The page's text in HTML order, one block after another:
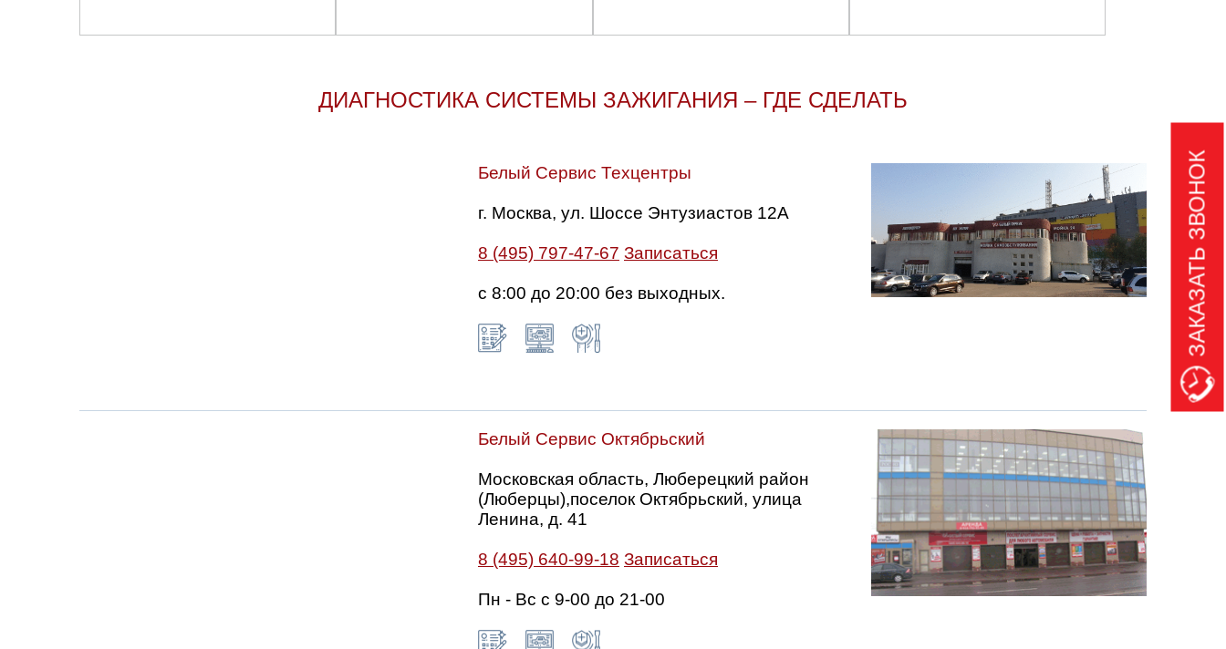
ДИАГНОСТИКА СИСТЕМЫ ЗАЖИГАНИЯ – ГДЕ СДЕЛАТЬ
Белый Сервис Техцентры
г. Москва, ул. Шоссе Энтузиастов 12А
8 (495) 797-47-67 Записаться
с 8:00 до 20:00 без выходных.
Белый Сервис Октябрьский
Московская область, Люберецкий район
(Люберцы),поселок Октябрьский, улица
Ленина, д. 41
8 (495) 640-99-18 Записаться
Пн - Вс с 9-00 до 21-00
ЗАКАЗАТЬ ЗВОНОК